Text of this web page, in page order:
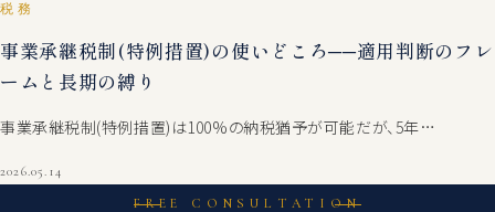
税務
事業承継税制(特例措置)の使いどころ──適用判断のフレ
ームと長期の縛り
事業承継税制(特例措置)は100%の納税猶予が可能だが、5年…
2026.05.14
FREE CONSULTATION